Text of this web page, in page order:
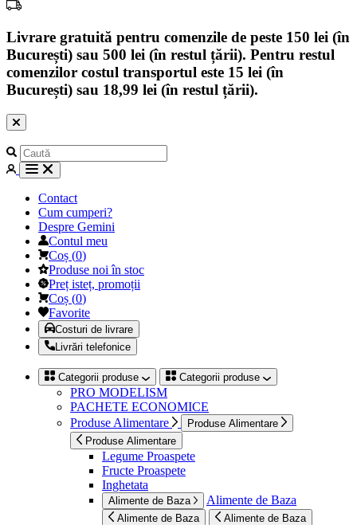
Livrare gratuită pentru comenzile de peste 150 lei (în
București) sau 500 lei (în restul țării). Pentru restul
comenzilor costul transportul este 15 lei (în
București) sau 18,99 lei (în restul țării).
Contact
Cum cumperi?
Despre Gemini
Contul meu
Coș (0)
Produse noi în stoc
Preț isteț, promoții
Coș (0)
Favorite
Costuri de livrare
Livrări telefonice
Categorii produse Categorii produse
PRO MODELISM
PACHETE ECONOMICE
Produse Alimentare
Produse Alimentare
Produse Alimentare
Legume Proaspete
Fructe Proaspete
Inghetata
Alimente de Baza Alimente de Baza
Alimente de Baza Alimente de Baza